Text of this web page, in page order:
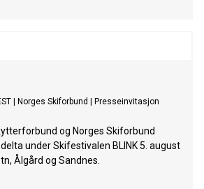
Norges Skiforbund Presseinvitasjon
og Norges Skiforbund
under Skifestivalen BLINK 5. august
Ålgård og Sandnes.